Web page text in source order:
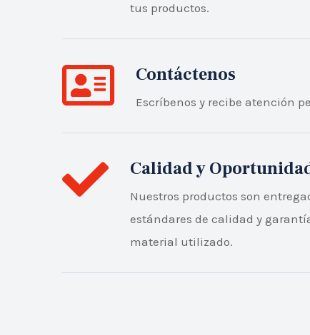
tus productos.
Contáctenos
Escríbenos y recibe atención
Calidad y
Nuestros productos son
estándares de calidad y
material utilizado.